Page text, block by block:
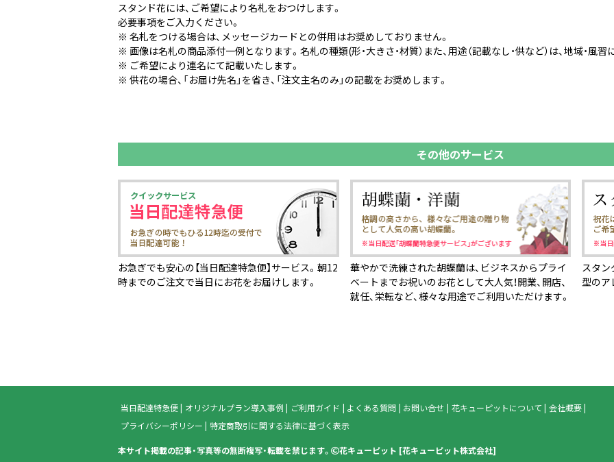
スタンド花には、ご希望により名札をおつけします。
必要事項をご入力ください。
※ 名札をつける場合は、メッセージカードとの併用はお奨めしておりません。
※ 画像は名札の商品添付一例となります。名札の種類(形・大きさ・材質）また、用途（記載なし・供など）は、地域・風習
※ ご希望により連名にて記載いたします。
※ 供花の場合、「お届け先名」を省き、「注文主名のみ」の記載をお奨めします。
その他のサービス
お急ぎでも安心の【当日配達特急便】サービス。朝12
時までのご注文で当日にお花をお届けします。
華やかで洗練された胡蝶蘭は、ビジネスからプライ
ベートまでお祝いのお花として大人気！開業、開店、
就任、栄転など、様々な用途でご利用いただけます。
スタン
型のア
当日配達特急便 オリジナルプラン導入事例 ご利用ガイド よくある質問 お問い合せ 花キューピットについて
会社概要
プライバシーポリシー
特定商取引に関する法律に基づく表示
本サイト掲載の記事・写真等の無断複写・転載を禁じます。 花キューピット [花キューピット株式会社]